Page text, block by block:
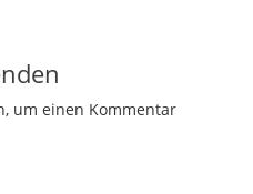
um einen Kommentar